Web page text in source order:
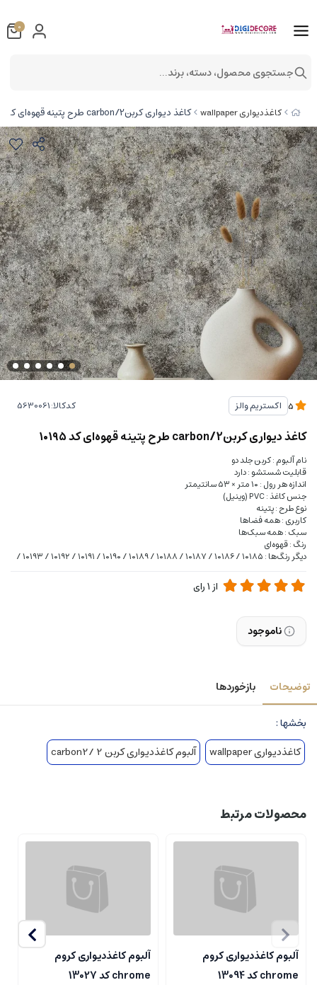
کاغذدیواری wallpaper کاغذ دیواری کربن2/carbon طرح پتینه قهوه‌ای کد ۱۰۱۹۵
اکستریم والز کدکالا:
کاغذ دیواری کربن2/carbon طرح پتینه قهوه‌ای کد ۱۰۱۹۵
نام آلبوم : کربن جلد دو
قابلیت شستشو : دارد
اندازه هر رول : ۱۰ متر × ۵۳ سانتیمتر
جنس کاغذ : PVC (وینیل)
نوع طرح : پتینه
کاربری : همه فضاها
سبک : همه سبک‌ها
رنگ : قهوه‌ای
دیگر رنگ‌ها : ۱۰۱۸۵ / ۱۰۱۸۶ / ۱۰۱۸۷ / ۱۰۱۸۸ / ۱۰۱۸۹ / ۱۰۱۹۰ / ۱۰۱۹۱ / ۱۰۱۹۲ / ۱۰۱۹۳ /
از1رای
ناموجود
توضیحات بازخوردها
بخشها :
کاغذدیواری wallpaper
آلبوم کاغذدیواری کربن 2 /carbon2
محصولات مرتبط
آلبوم کاغذدیواری کروم
chrome کد 13094
آلبوم کاغذدیواری کروم
chrome کد 13027
0
جستجوی محصول، دسته، برند...